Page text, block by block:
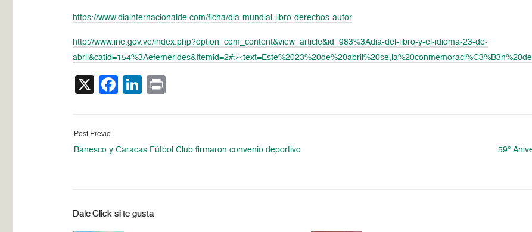
https://www.diainternacionalde.com/ficha/dia-mundial-libro-derechos-autor
http://www.ine.gov.ve/index.php?option=com_content&view=article&id=983%3Adia-del-libro-y-el-idioma-23-de-
X Facebook
LinkedIn
Post Previo:
Banesco y Caracas Fútbol Club firmaron convenio deportivo
59°
Dale Click si te gusta